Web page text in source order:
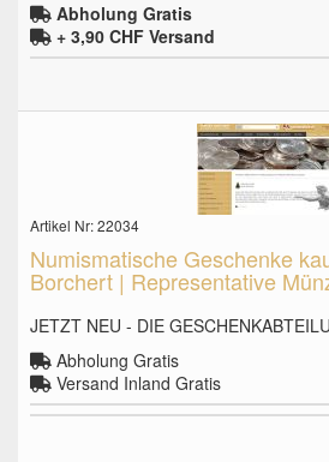
Abholung Gratis
+ 3,90 CHF Versand
Artikel Nr: 22034
Numismatische Geschenke
Borchert | Representative
JETZT NEU - DIE
Abholung Gratis
Versand Inland Gratis